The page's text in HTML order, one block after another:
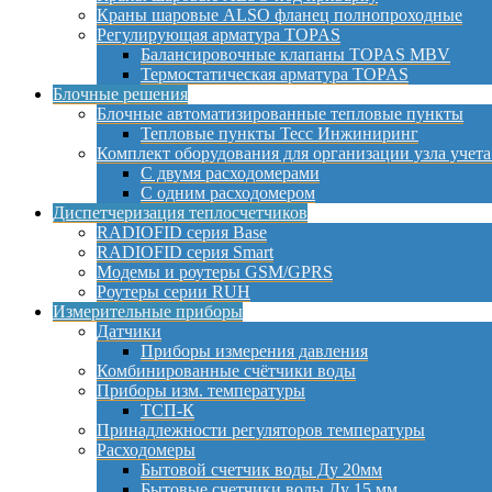
Краны шаровые ALSO фланец полнопроходные
Регулирующая арматура TOPAS
Балансировочные клапаны TOPAS MBV
Термостатическая арматура TOPAS
Блочные решения
Блочные автоматизированные тепловые пункты
Тепловые пункты Тесс Инжиниринг
Комплект оборудования для организации узла
С двумя расходомерами
С одним расходомером
Диспетчеризация теплосчетчиков
RADIOFID серия Base
RADIOFID серия Smart
Модемы и роутеры GSM/GPRS
Роутеры серии RUH
Измерительные приборы
Датчики
Приборы измерения давления
Комбинированные счётчики воды
Приборы изм. температуры
ТСП-К
Принадлежности регуляторов температуры
Расходомеры
Бытовой счетчик воды Ду 20мм